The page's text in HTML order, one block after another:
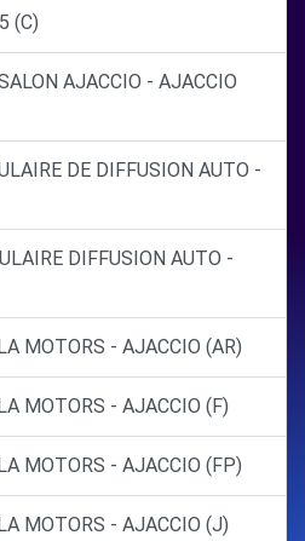
(C)
AJACCIO - AJACCIO
DE DIFFUSION AUTO -
DIFFUSION AUTO -
MOTORS - AJACCIO (AR)
MOTORS - AJACCIO (F)
MOTORS - AJACCIO (FP)
MOTORS - AJACCIO (J)